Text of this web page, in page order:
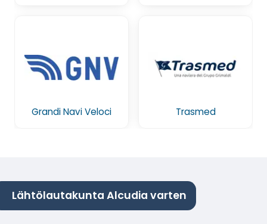
Grandi Navi Veloci Trasmed
Lähtölautakunta Alcudia varten